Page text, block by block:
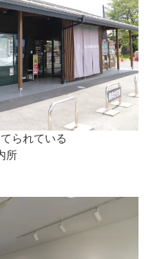
られている
所